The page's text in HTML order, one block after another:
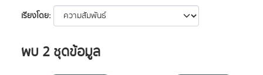
เรียงโดย
พบ 2 ชุดข้อมูล